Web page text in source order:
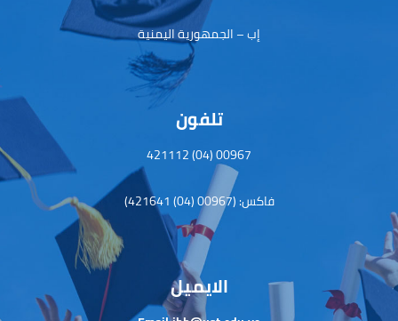
إب – الجمهورية اليمنية
تلفون
00967 (04) 421112
فاكس: (00967 (04) 421641)
الايميل